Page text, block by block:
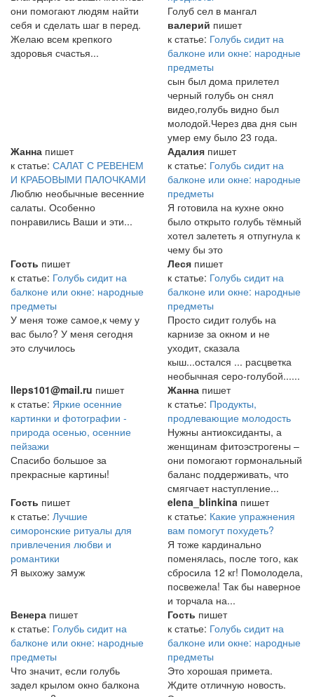
они помогают людям найти
себя и сделать шаг в перед.
Желаю всем крепкого
здоровья счастья...
Голуб сел в мангал
валерий пишет
к статье: Голубь сидит на
балконе или окне: народные
предметы
сын был дома прилетел
черный голубь он снял
видео,голубь видно был
молодой.Через два дня сын
умер ему было 23 года.
Жанна пишет
к статье: САЛАТ С РЕВЕНЕМ
И КРАБОВЫМИ ПАЛОЧКАМИ
Люблю необычные весенние
салаты. Особенно
понравились Ваши и эти...
Адалия пишет
к статье: Голубь сидит на
балконе или окне: народные
предметы
Я готовила на кухне окно
было открыто голубь тёмный
хотел залететь я отпугнула к
чему бы это
Гость пишет
к статье: Голубь сидит на
балконе или окне: народные
предметы
У меня тоже самое,к чему у
вас было? У меня сегодня
это случилось
Леся пишет
к статье: Голубь сидит на
балконе или окне: народные
предметы
Просто сидит голубь на
карнизе за окном и не
уходит, сказала
кыш...остался ... расцветка
необычная серо-голубой......
lleps101@mail.ru пишет
к статье: Яркие осенние
картинки и фотографии -
природа осенью, осенние
пейзажи
Спасибо большое за
прекрасные картины!
Жанна пишет
к статье: Продукты,
продлевающие молодость
Нужны антиоксиданты, а
женщинам фитоэстрогены –
они помогают гормональный
баланс поддерживать, что
смягчает наступление...
Гость пишет
к статье: Лучшие
симоронские ритуалы для
привлечения любви и
романтики
Я выхожу замуж
elena_blinkina пишет
к статье: Какие упражнения
вам помогут похудеть?
Я тоже кардинально
поменялась, после того, как
сбросила 12 кг! Помолодела,
посвежела! Так бы наверное
и торчала на...
Венера пишет
к статье: Голубь сидит на
балконе или окне: народные
предметы
Что значит, если голубь
задел крылом окно балкона
Гость пишет
к статье: Голубь сидит на
балконе или окне: народные
предметы
Это хорошая примета.
Ждите отличную новость.